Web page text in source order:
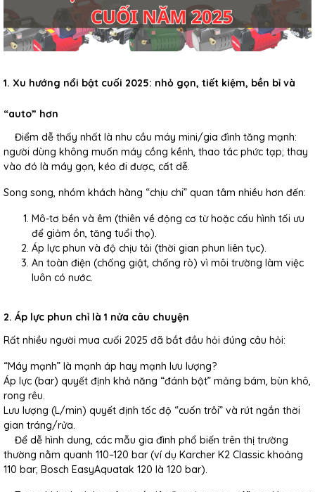
1. Xu hướng nổi bật cuối 2025: nhỏ gọn, tiết kiệm, bền bỉ và
“auto” hơn
Điểm dễ thấy nhất là nhu cầu máy mini/gia đình tăng mạnh:
người dùng không muốn máy cồng kềnh, thao tác phức tạp; thay
vào đó là máy gọn, kéo đi được, cất dễ.
Song song, nhóm khách hàng “chịu chi” quan tâm nhiều hơn đến:
Mô-tơ bền và êm (thiên về động cơ từ hoặc cấu hình tối ưu
để giảm ồn, tăng tuổi thọ).
Áp lực phun và độ chịu tải (thời gian phun liên tục).
An toàn điện (chống giật, chống rò) vì môi trường làm việc
luôn có nước.
2. Áp lực phun chỉ là 1 nửa câu chuyện
Rất nhiều người mua cuối 2025 đã bắt đầu hỏi đúng câu hỏi:
“Máy mạnh” là mạnh áp hay mạnh lưu lượng?
Áp lực (bar) quyết định khả năng “đánh bật” mảng bám, bùn khô,
rong rêu.
Lưu lượng (L/min) quyết định tốc độ “cuốn trôi” và rút ngắn thời
gian tráng/rửa.
Để dễ hình dung, các mẫu gia đình phổ biến trên thị trường
thường nằm quanh 110–120 bar (ví dụ Karcher K2 Classic khoảng
110 bar; Bosch EasyAquatak 120 là 120 bar).